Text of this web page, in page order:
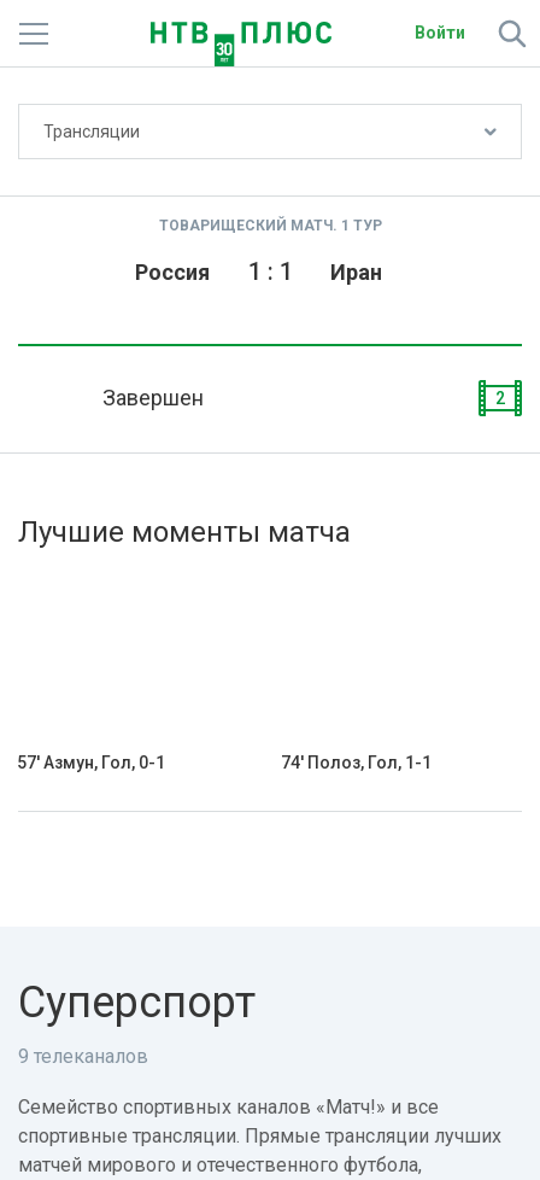
Войти
Активировать промокод
Трансляции
ТОВАРИЩЕСКИЙ МАТЧ. 1 ТУР
Россия Иран
1 : 1
Завершен 2
Лучшие моменты матча
57' Азмун, Гол, 0-1 74' Полоз, Гол, 1-1
Суперспорт
9 телеканалов
Семейство спортивных каналов «Матч!» и все
спортивные трансляции. Прямые трансляции лучших
матчей мирового и отечественного футбола,